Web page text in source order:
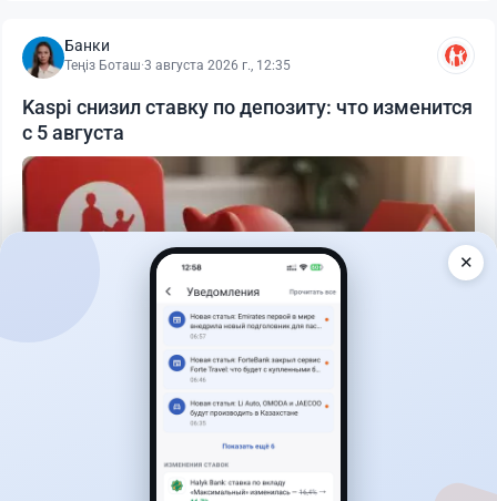
Банки
Теңіз Боташ·3 августа 2026 г., 12:35
Kaspi снизил ставку по депозиту: что изменится
с 5 августа
✕